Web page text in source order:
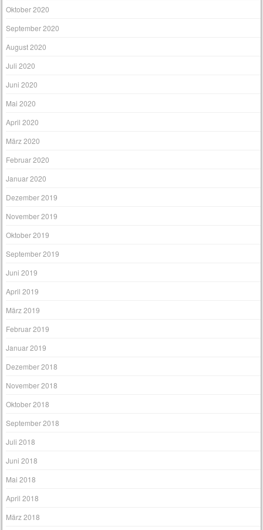
Oktober 2020
September 2020
August 2020
Juli 2020
Juni 2020
Mai 2020
April 2020
März 2020
Februar 2020
Januar 2020
Dezember 2019
November 2019
Oktober 2019
September 2019
Juni 2019
April 2019
März 2019
Februar 2019
Januar 2019
Dezember 2018
November 2018
Oktober 2018
September 2018
Juli 2018
Juni 2018
Mai 2018
April 2018
März 2018